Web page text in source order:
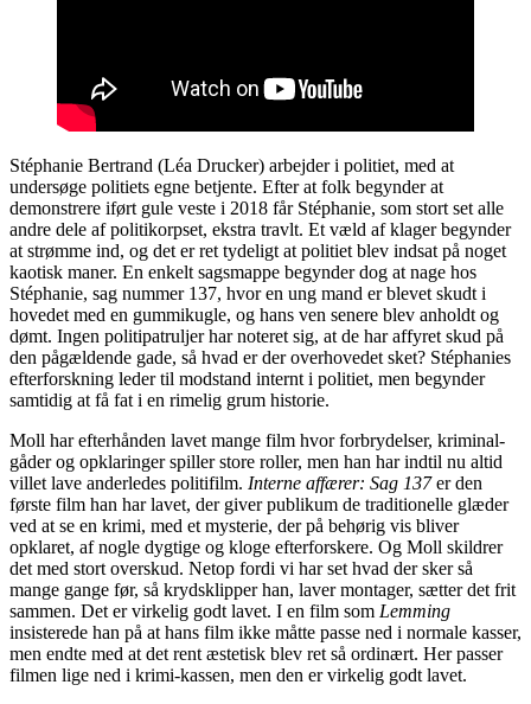
Stéphanie Bertrand (Léa Drucker) arbejder i politiet, med at
undersøge politiets egne betjente. Efter at folk begynder at
demonstrere iført gule veste i 2018 får Stéphanie, som stort set alle
andre dele af politikorpset, ekstra travlt. Et væld af klager begynder
at strømme ind, og det er ret tydeligt at politiet blev indsat på noget
kaotisk maner. En enkelt sagsmappe begynder dog at nage hos
Stéphanie, sag nummer 137, hvor en ung mand er blevet skudt i
hovedet med en gummikugle, og hans ven senere blev anholdt og
dømt. Ingen politipatruljer har noteret sig, at de har affyret skud på
den pågældende gade, så hvad er der overhovedet sket? Stéphanies
efterforskning leder til modstand internt i politiet, men begynder
samtidig at få fat i en rimelig grum historie.
Moll har efterhånden lavet mange film hvor forbrydelser, kriminal-
gåder og opklaringer spiller store roller, men han har indtil nu altid
villet lave anderledes politifilm. Interne affærer: Sag 137er den
første film han har lavet, der giver publikum de traditionelle glæder
ved at se en krimi, med et mysterie, der på behørig vis bliver
opklaret, af nogle dygtige og kloge efterforskere. Og Moll skildrer
det med stort overskud. Netop fordi vi har set hvad der sker så
mange gange før, så krydsklipper han, laver montager, sætter det frit
sammen. Det er virkelig godt lavet. I en film som Lemming
insisterede han på at hans film ikke måtte passe ned i normale kasser,
men endte med at det rent æstetisk blev ret så ordinært. Her passer
filmen lige ned i krimi-kassen, men den er virkelig godt lavet.